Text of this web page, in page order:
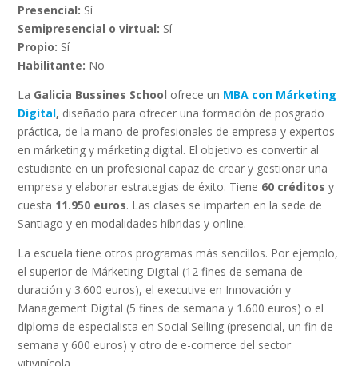
Presencial: Sí
Semipresencial o virtual: Sí
Propio: Sí
Habilitante: No
La Galicia Bussines School ofrece un MBA con Márketing
Digital, diseñado para ofrecer una formación de posgrado
práctica, de la mano de profesionales de empresa y expertos
en márketing y márketing digital. El objetivo es convertir al
estudiante en un profesional capaz de crear y gestionar una
empresa y elaborar estrategias de éxito. Tiene 60 créditos y
cuesta 11.950 euros. Las clases se imparten en la sede de
Santiago y en modalidades híbridas y online.
La escuela tiene otros programas más sencillos. Por ejemplo,
el superior de Márketing Digital (12 fines de semana de
duración y 3.600 euros), el executive en Innovación y
Management Digital (5 fines de semana y 1.600 euros) o el
diploma de especialista en Social Selling (presencial, un fin de
semana y 600 euros) y otro de e-comerce del sector